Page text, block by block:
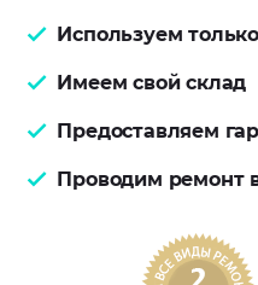
Используем
Имеем свой склад
Предоставляем
Проводим ремонт